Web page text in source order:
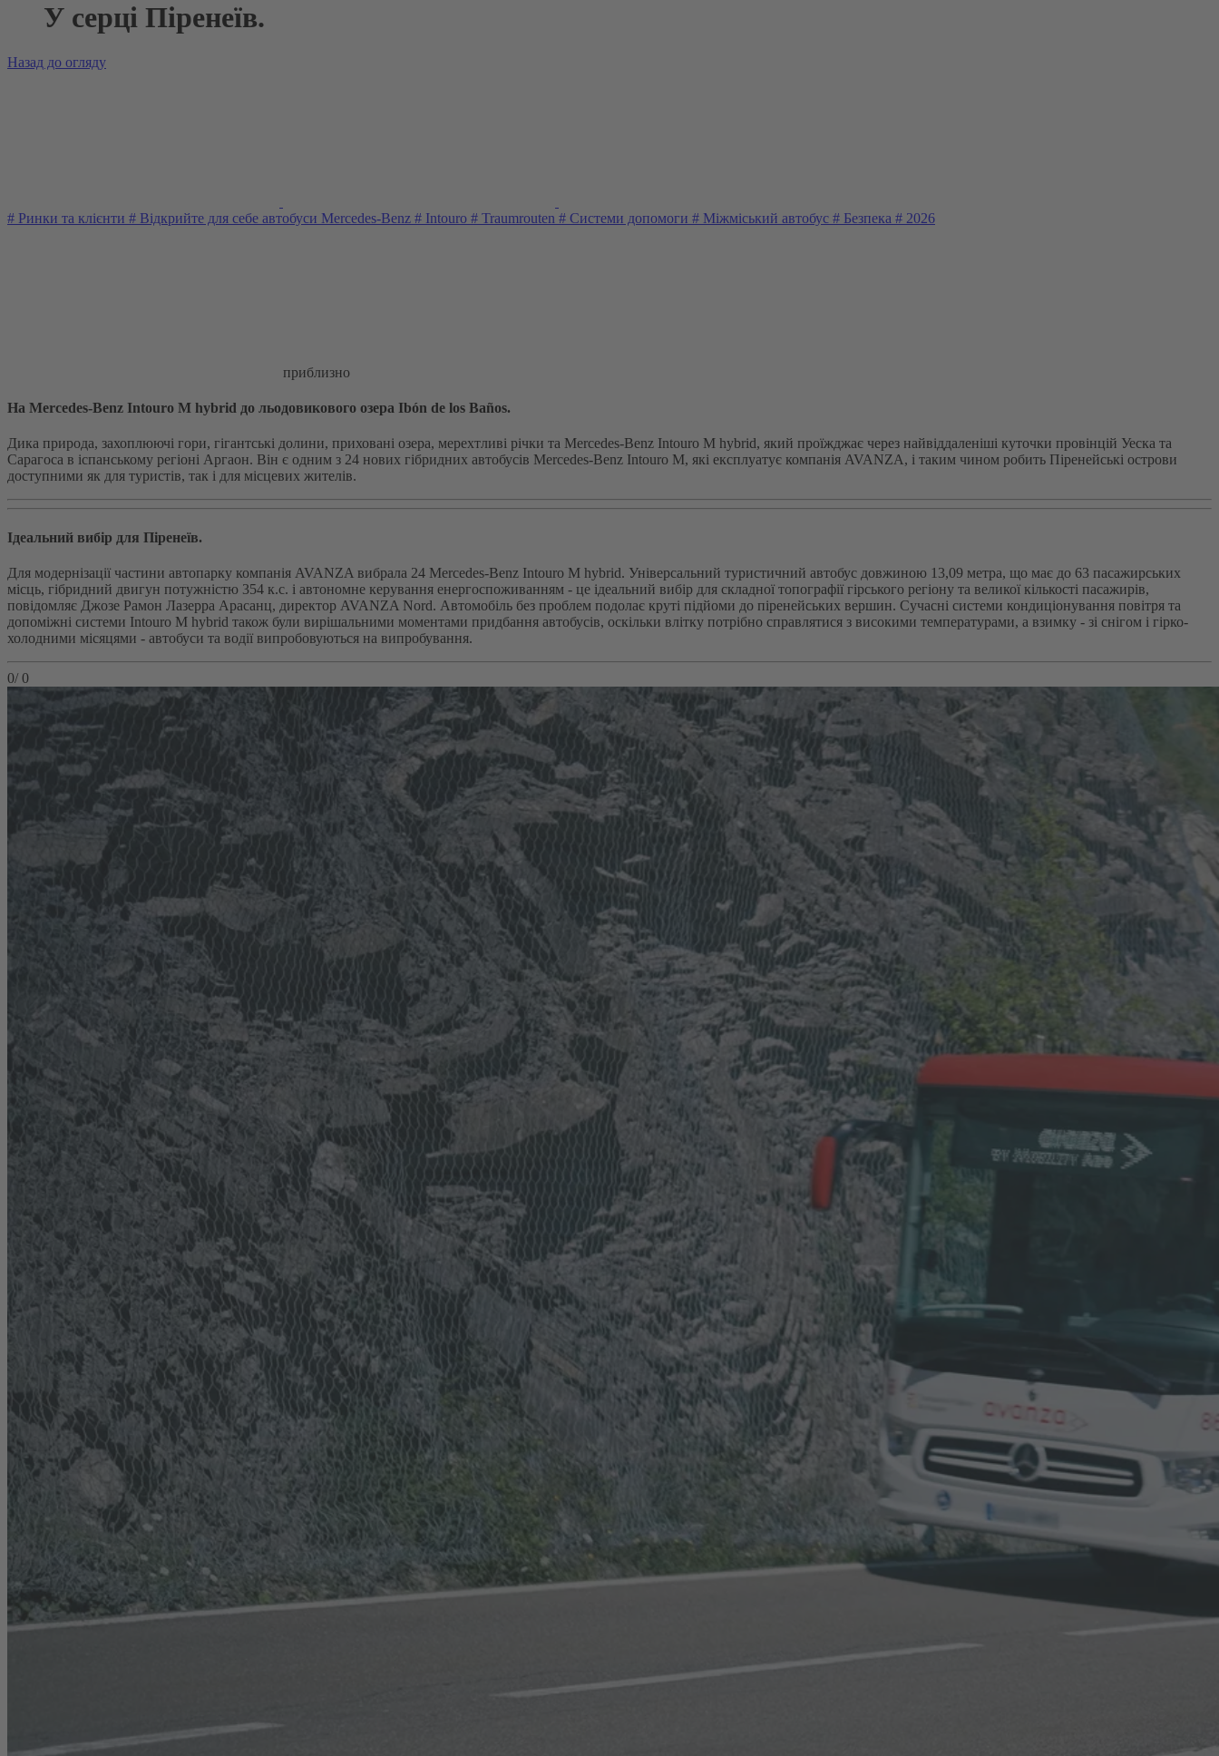
У серці Піренеїв.
Назад до огляду
# Ринки та клієнти # Відкрийте для себе автобуси Mercedes‑Benz # Intouro # Traumrouten # Системи допомоги # Міжміський автобус # Безпека # 2026
приблизно
На Mercedes-Benz Intouro M hybrid до льодовикового озера Ibón de los Baños.
Дика природа, захоплюючі гори, гігантські долини, приховані озера, мерехтливі річки та Mercedes-Benz Intouro M hybrid, який проїжджає через найвіддаленіші куточки провінцій Уеска та
Сарагоса в іспанському регіоні Аргаон. Він є одним з 24 нових гібридних автобусів Mercedes-Benz Intouro M, які експлуатує компанія AVANZA, і таким чином робить Піренейські острови
доступними як для туристів, так і для місцевих жителів.
Ідеальний вибір для Піренеїв.
Для модернізації частини автопарку компанія AVANZA вибрала 24 Mercedes-Benz Intouro M hybrid. Універсальний туристичний автобус довжиною 13,09 метра, що має до 63 пасажирських
місць, гібридний двигун потужністю 354 к.с. і автономне керування енергоспоживанням - це ідеальний вибір для складної топографії гірського регіону та великої кількості пасажирів,
повідомляє Джозе Рамон Лазерра Арасанц, директор AVANZA Nord. Автомобіль без проблем подолає круті підйоми до піренейських вершин. Сучасні системи кондиціонування повітря та
допоміжні системи Intouro M hybrid також були вирішальними моментами придбання автобусів, оскільки влітку потрібно справлятися з високими температурами, а взимку - зі снігом і гірко-
холодними місяцями - автобуси та водії випробовуються на випробування.
0/ 0